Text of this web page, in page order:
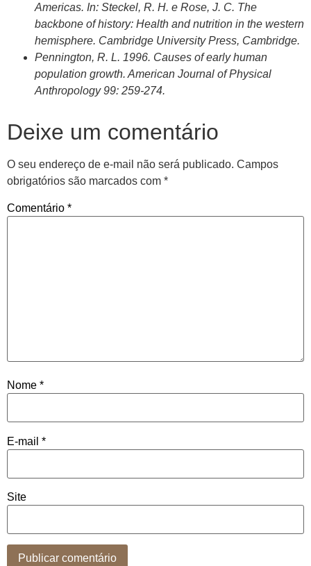
Americas. In: Steckel, R. H. e Rose, J. C. The
backbone of history: Health and nutrition in the western
hemisphere. Cambridge University Press, Cambridge.
Pennington, R. L. 1996. Causes of early human
population growth. American Journal of Physical
Anthropology 99: 259-274.
Deixe um comentário
O seu endereço de e-mail não será publicado. Campos
obrigatórios são marcados com *
Comentário *
Nome *
E-mail *
Site